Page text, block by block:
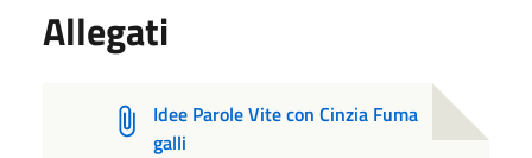
Allegati
Idee Parole Vite con Cinzia Fuma
galli